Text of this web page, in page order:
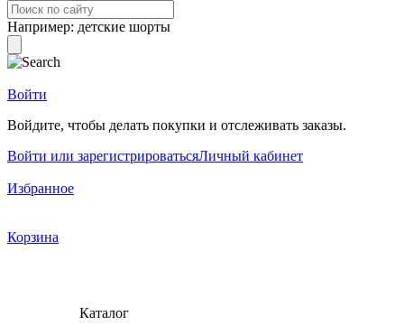
Например: детские шорты
Войти
Войдите, чтобы делать покупки и отслеживать заказы.
Войти или зарегистрироватьсяЛичный кабинет
Избранное
Корзина
Каталог